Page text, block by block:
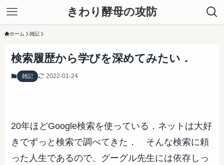
きわり酵母の攻防
ホーム 雑記
検索履歴から学びを深めてみたい．
雑記 2022-01-24
20年ほどGoogle検索を使っている．ネットは大好
きでずっと検索で調べてきた． そんな検索に頼
った人生であるので、グーグル先生には依存しっ